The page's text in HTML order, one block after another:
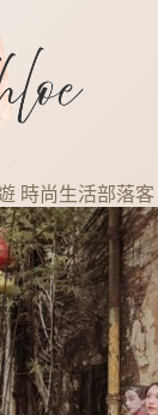
時尚生活部落客